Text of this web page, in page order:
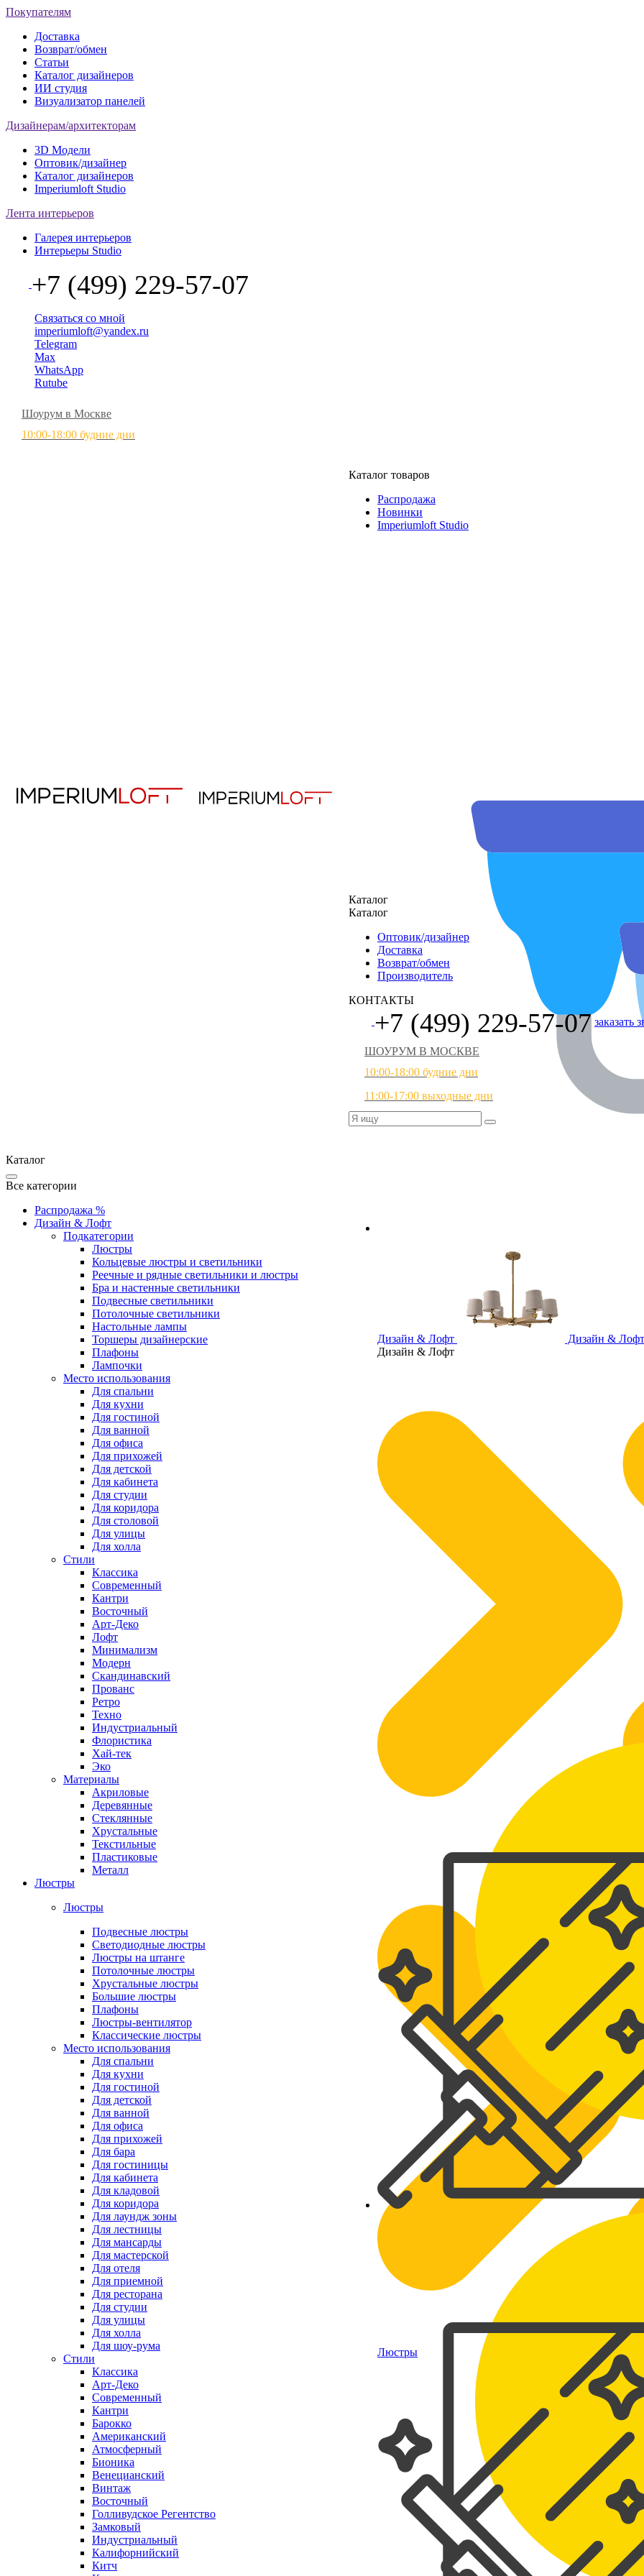
Покупателям
Доставка
Возврат/обмен
Статьи
Каталог дизайнеров
ИИ студия
Визуализатор панелей
Дизайнерам/архитекторам
3D Модели
Оптовик/дизайнер
Каталог дизайнеров
Imperiumloft Studio
Лента интерьеров
Галерея интерьеров
Интерьеры Studio
+7 (499) 229-57-07
Связаться со мной
imperiumloft@yandex.ru
Telegram
Max
WhatsApp
Rutube
Шоурум в Москве
10:00-18:00 будние дни
Каталог товаров
Распродажа
Новинки
Imperiumloft Studio
Дизайн & Лофт
Дизайн & Лофт
Дизайн & Лофт
Люстры
Каталог
Каталог
Оптовик/дизайнер
Доставка
Возврат/обмен
Производитель
КОНТАКТЫ
+7 (499) 229-57-07 заказать
ШОУРУМ В МОСКВЕ
10:00-18:00 будние дни
11:00-17:00 выходные дни
Каталог
Все категории
Распродажа %
Дизайн & Лофт
Подкатегории
Люстры
Кольцевые люстры и светильники
Реечные и рядные светильники и люстры
Бра и настенные светильники
Подвесные светильники
Потолочные светильники
Настольные лампы
Торшеры дизайнерские
Плафоны
Лампочки
Место использования
Для спальни
Для кухни
Для гостиной
Для ванной
Для офиса
Для прихожей
Для детской
Для кабинета
Для студии
Для коридора
Для столовой
Для улицы
Для холла
Стили
Классика
Современный
Кантри
Восточный
Арт-Деко
Лофт
Минимализм
Модерн
Скандинавский
Прованс
Ретро
Техно
Индустриальный
Флористика
Хай-тек
Эко
Материалы
Акриловые
Деревянные
Стеклянные
Хрустальные
Текстильные
Пластиковые
Металл
Люстры
Люстры
Подвесные люстры
Светодиодные люстры
Люстры на штанге
Потолочные люстры
Хрустальные люстры
Большие люстры
Плафоны
Люстры-вентилятор
Классические люстры
Место использования
Для спальни
Для кухни
Для гостиной
Для детской
Для ванной
Для офиса
Для прихожей
Для бара
Для гостиницы
Для кабинета
Для кладовой
Для коридора
Для лаундж зоны
Для лестницы
Для мансарды
Для мастерской
Для отеля
Для приемной
Для ресторана
Для студии
Для улицы
Для холла
Для шоу-рума
Стили
Классика
Арт-Деко
Современный
Кантри
Барокко
Американский
Атмосферный
Бионика
Венецианский
Винтаж
Восточный
Голливудское Регентство
Замковый
Индустриальный
Калифорнийский
Китч